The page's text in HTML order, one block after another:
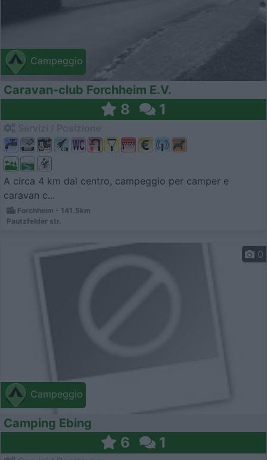
Campeggio
Caravan-club Forchheim E.V.
8 1
A circa 4 km dal centro, campeggio per camper e
caravan c...
Forchheim - 141.5km
Pautzfelder str.
Campeggio
0
Camping Ebing
6 1